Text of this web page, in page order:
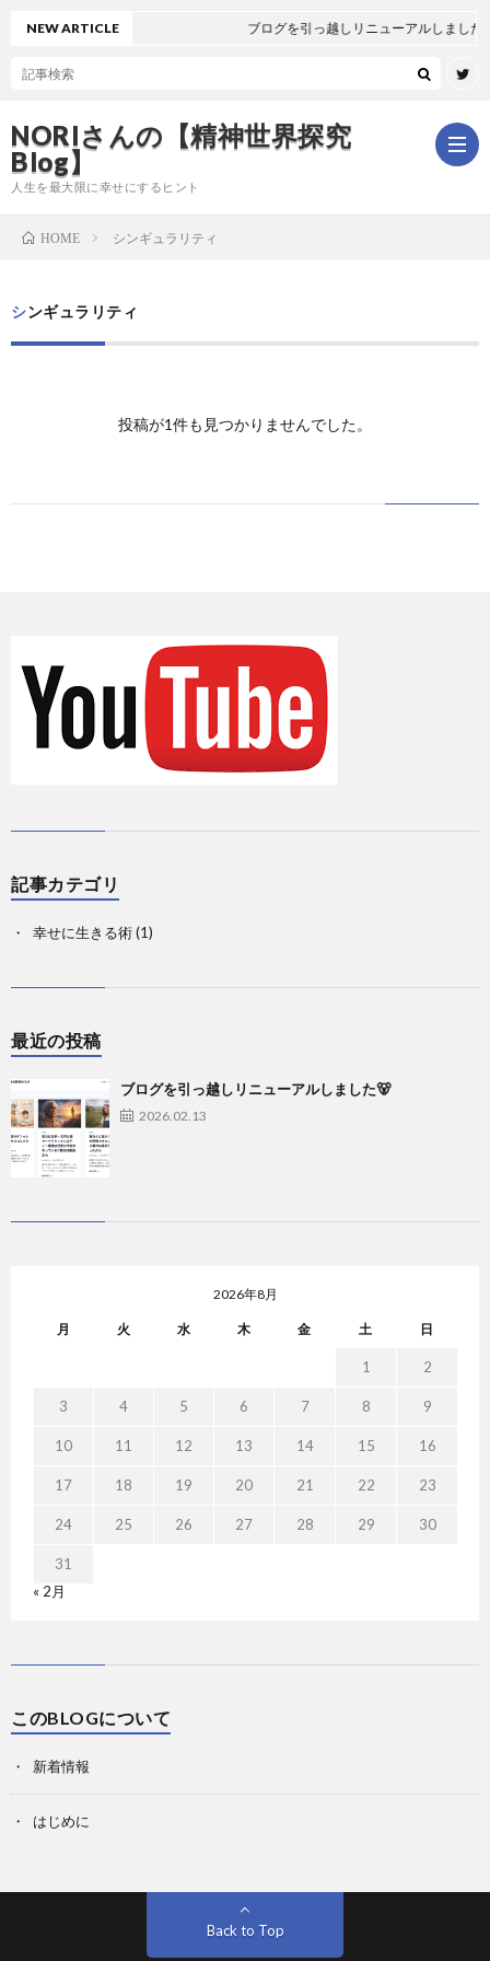
NORIさんの【精神世界探究
Blog】
人生を最大限に幸せにするヒント
に
情
て
お
NEW ARTICLE ブログを引っ越しリニューアルしました🐻
HOME シンギュラリティ
シンギュラリティ
投稿が1件も見つかりませんでした。
記事カテゴリ
幸せに生きる術(1)
最近の投稿
ブログを引っ越しリニューアルしました🐻
2026.02.13
2026年8月
月 火 水 木 金 土 日
1 2
3 4 5 6 7 8 9
10 11 12 13 14 15 16
17 18 19 20 21 22 23
24 25 26 27 28 29 30
31
« 2月
このBLOGについて
新着情報
はじめに
Back to Top